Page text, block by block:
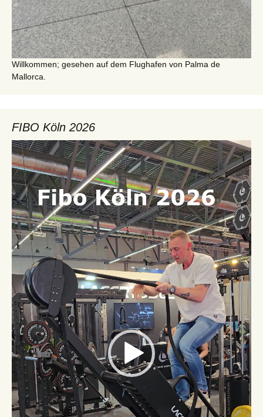
Willkommen; gesehen auf dem Flughafen von Palma de
Mallorca.
FIBO Köln 2026
Video-
Player